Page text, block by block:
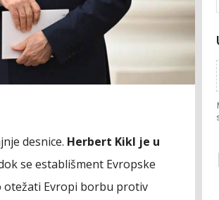
desnice. Herbert Kikl je u
se establišment Evropske
otežati Evropi borbu protiv